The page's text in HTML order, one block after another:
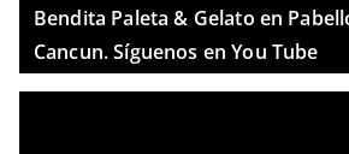
Bendita Paleta & Gelato en
Cancun. Síguenos en You Tube